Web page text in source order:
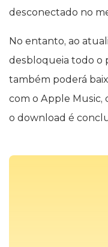
desconectado no
No entanto, ao
desbloqueia todo o
também poderá
com o Apple Music,
o download é